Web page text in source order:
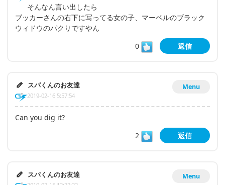
そんなん言い出したら
ブッカーさんの右下に写ってる女の子、マーベルのブラック
ウィドウのパクりですやん
0
返信
Menu
スパくんのお友達
2019-02-16 5:57:54
Can you dig it?
2
返信
Menu
スパくんのお友達